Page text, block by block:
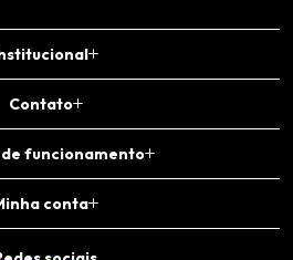
Contato
funcionamento
conta